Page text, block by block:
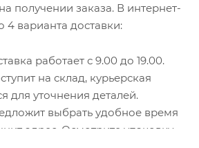
на сервер системы ASSIST.
номер карты, срок действия
при онлайн-заказе:
и Яндекс.Деньги. Для
система перенаправит вас
сервиса. Здесь
форму по инструкции.
получении заказа. В интернет-
4 варианта доставки:
работает с 9.00 до 19.00.
на склад, курьерская
для уточнения деталей.
выбрать удобное время
адрес. Осмотрите упаковку